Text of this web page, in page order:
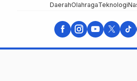
DaerahOlahragaTeknologi